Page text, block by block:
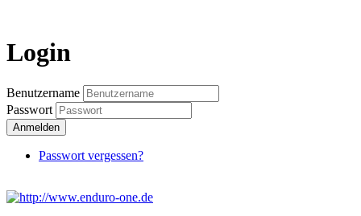
Login
Benutzername
Passwort
Anmelden
Passwort vergessen?